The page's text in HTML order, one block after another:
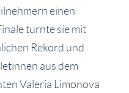
einen
turnte sie mit
Rekord und
aus dem
Valeria Limonova